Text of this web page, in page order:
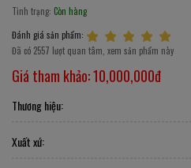
Tình trạng: Còn hàng
Đánh giá sản phẩm:
Đã có 2557 lượt quan tâm, xem sản phẩm này
Giá tham khảo:10,000,000đ
Thương hiệu:
Xuất xứ: